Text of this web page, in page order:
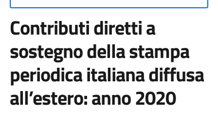
Contributi diretti a
sostegno della stampa
periodica italiana diffusa
all’estero: anno 2020